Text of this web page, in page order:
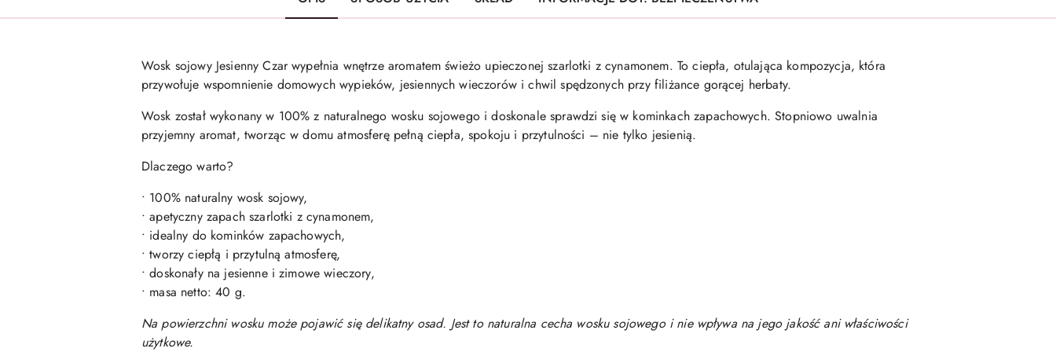
Wosk sojowy Jesienny Czar wypełnia wnętrze aromatem świeżo upieczonej szarlotki z cynamonem. To ciepła, otulająca kompozycja, która
przywołuje wspomnienie domowych wypieków, jesiennych wieczorów i chwil spędzonych przy filiżance gorącej herbaty.
Wosk został wykonany w 100% z naturalnego wosku sojowego i doskonale sprawdzi się w kominkach zapachowych. Stopniowo uwalnia
przyjemny aromat, tworząc w domu atmosferę pełną ciepła, spokoju i przytulności – nie tylko jesienią.
Dlaczego warto?
• 100% naturalny wosk sojowy,
• apetyczny zapach szarlotki z cynamonem,
• idealny do kominków zapachowych,
• tworzy ciepłą i przytulną atmosferę,
• doskonały na jesienne i zimowe wieczory,
• masa netto: 40 g.
Na powierzchni wosku może pojawić się delikatny osad. Jest to naturalna cecha wosku sojowego i nie wpływa na jego jakość ani właściwości
użytkowe.